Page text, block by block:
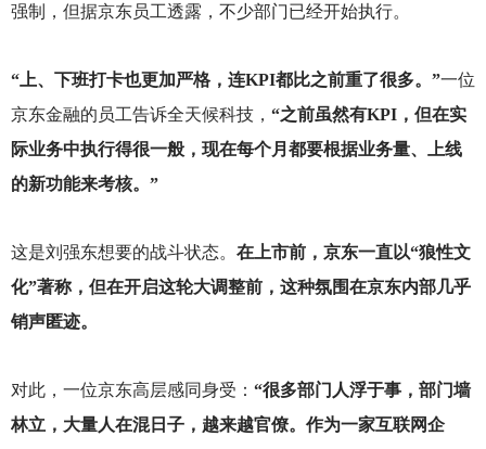
强制，但据京东员工透露，不少部门已经开始执行。
“上、下班打卡也更加严格，连KPI都比之前重了很多。”一位
京东金融的员工告诉全天候科技， “之前虽然有KPI，但在实
际业务中执行得很一般，现在每个月都要根据业务量、上线
的新功能来考核。”
这是刘强东想要的战斗状态。 在上市前，京东一直以“狼性文
化”著称，但在开启这轮大调整前，这种氛围在京东内部几乎
销声匿迹。
对此，一位京东高层感同身受： “很多部门人浮于事，部门墙
林立，大量人在混日子，越来越官僚。作为一家互联网企